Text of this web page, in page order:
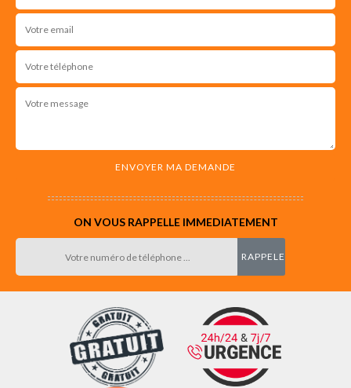
ON VOUS RAPPELLE IMMEDIATEMENT